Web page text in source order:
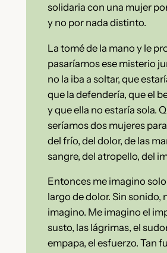
solidaria con una mujer
y no por nada distinto.
La tomé de la mano y le
pasaríamos ese misterio
no la iba a soltar, que
que la defendería, que el
y que ella no estaría sola.
seríamos dos mujeres
del frío, del dolor, de las
sangre, del atropello, del
Entonces me imagino
largo de dolor. Sin sonido,
imagino. Me imagino el
susto, las lágrimas, el
empapa, el esfuerzo. Tan